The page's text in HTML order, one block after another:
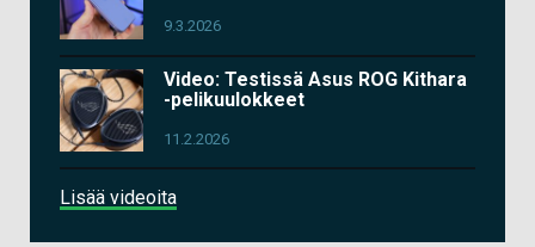
9.3.2026
Video: Testissä Asus ROG Kithara
-pelikuulokkeet
11.2.2026
Lisää videoita